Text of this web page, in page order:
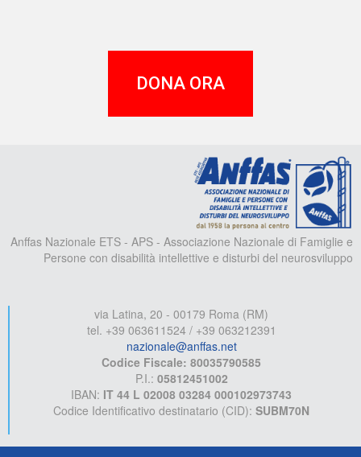
DONA ORA
Anffas Nazionale ETS - APS - Associazione Nazionale di Famiglie e
Persone con disabilità intellettive e disturbi del neurosviluppo
via Latina, 20 - 00179 Roma (RM)
tel. +39 063611524 / +39 063212391
nazionale@anffas.net
Codice Fiscale: 80035790585
P.I.: 05812451002
IBAN: IT 44 L 02008 03284 000102973743
Codice Identificativo destinatario (CID): SUBM70N